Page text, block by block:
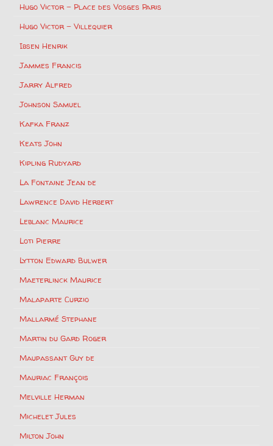
Hugo Victor – Place des Vosges Paris
Hugo Victor – Villequier
Ibsen Henrik
Jammes Francis
Jarry Alfred
Johnson Samuel
Kafka Franz
Keats John
Kipling Rudyard
La Fontaine Jean de
Lawrence David Herbert
Leblanc Maurice
Loti Pierre
Lytton Edward Bulwer
Maeterlinck Maurice
Malaparte Curzio
Mallarmé Stephane
Martin du Gard Roger
Maupassant Guy de
Mauriac François
Melville Herman
Michelet Jules
Milton John